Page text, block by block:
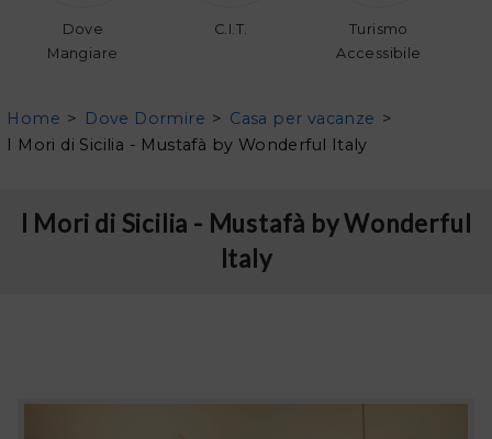
Dove
Mangiare
C.I.T.
Turismo
Accessibile
Home > Dove Dormire > Casa per vacanze >
I Mori di Sicilia - Mustafà by Wonderful Italy
I Mori di Sicilia - Mustafà by Wonderful
Italy